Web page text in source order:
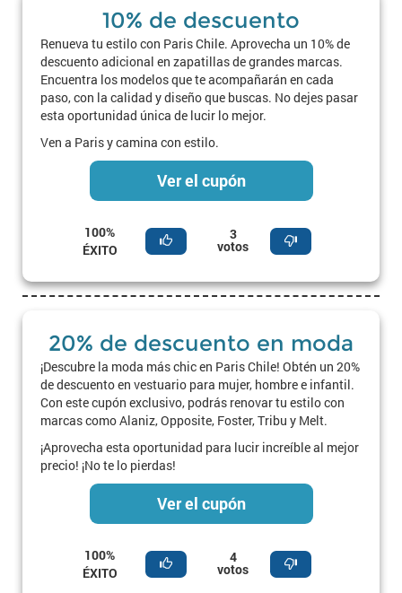
10% de descuento
Renueva tu estilo con Paris Chile. Aprovecha un 10% de
descuento adicional en zapatillas de grandes marcas.
Encuentra los modelos que te acompañarán en cada
paso, con la calidad y diseño que buscas. No dejes pasar
esta oportunidad única de lucir lo mejor.
Ven a Paris y camina con estilo.
Ver el cupón
100%
ÉXITO
3
votos
20% de descuento en moda
¡Descubre la moda más chic en Paris Chile! Obtén un 20%
de descuento en vestuario para mujer, hombre e infantil.
Con este cupón exclusivo, podrás renovar tu estilo con
marcas como Alaniz, Opposite, Foster, Tribu y Melt.
¡Aprovecha esta oportunidad para lucir increíble al mejor
precio! ¡No te lo pierdas!
Ver el cupón
100%
ÉXITO
4
votos